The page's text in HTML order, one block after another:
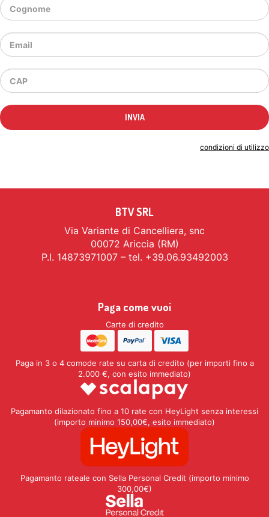
condizioni di utilizzo
BTV SRL
Via Variante di Cancelliera, snc
00072 Ariccia (RM)
P.I. 14873971007 – tel. +39.06.93492003
Paga come vuoi
Carte di credito
Paga in 3 o 4 comode rate su carta di credito (per importi fino a
2.000 €, con esito immediato)
Pagamanto dilazionato fino a 10 rate con HeyLight senza interessi
(importo minimo 150,00€, esito immediato)
Pagamanto rateale con Sella Personal Credit (importo minimo
300,00€)